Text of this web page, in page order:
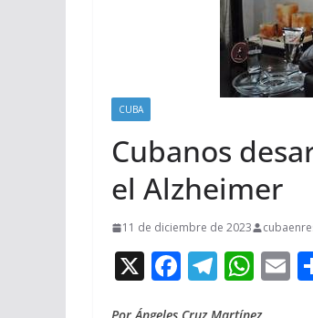
CUBA
Cubanos
el Alzheimer
11 de diciembre de 2023
X F T W E